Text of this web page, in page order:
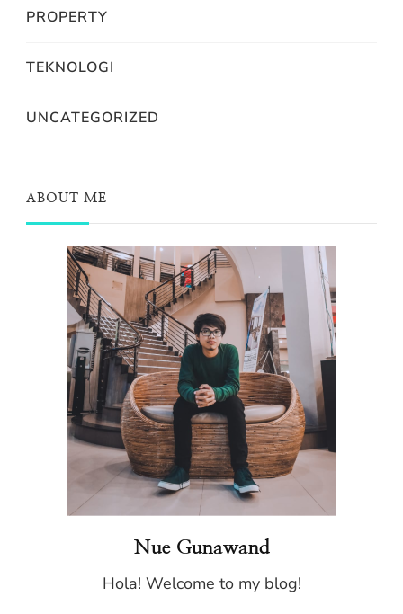
PROPERTY
TEKNOLOGI
UNCATEGORIZED
ABOUT ME
Nue Gunawand
Hola! Welcome to my blog!